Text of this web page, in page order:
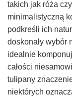
takich jak róża
minimalistyczną
podkreśli ich
doskonały wybór
idealnie
całości
tulipany
niektórych